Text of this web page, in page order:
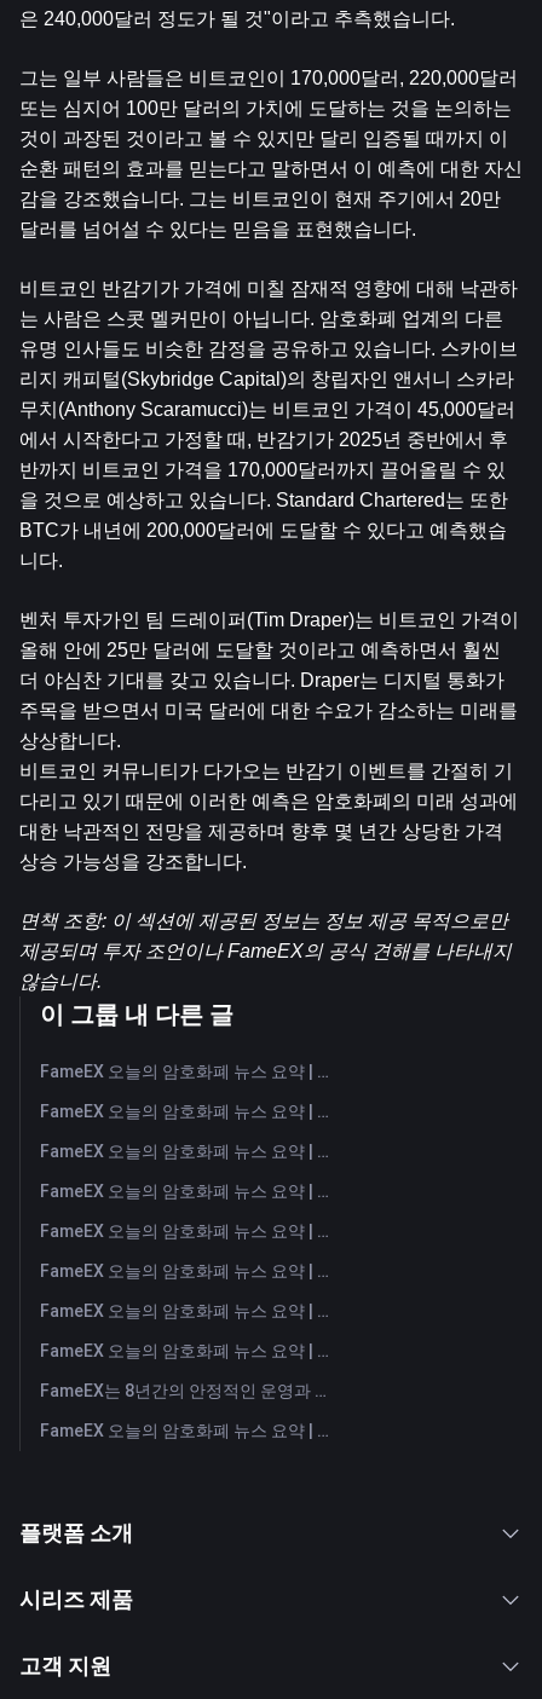
은 240,000달러 정도가 될 것"이라고 추측했습니다.
그는 일부 사람들은 비트코인이 170,000달러, 220,000달러
또는 심지어 100만 달러의 가치에 도달하는 것을 논의하는
것이 과장된 것이라고 볼 수 있지만 달리 입증될 때까지 이
순환 패턴의 효과를 믿는다고 말하면서 이 예측에 대한 자신
감을 강조했습니다. 그는 비트코인이 현재 주기에서 20만
달러를 넘어설 수 있다는 믿음을 표현했습니다.
비트코인 반감기가 가격에 미칠 잠재적 영향에 대해 낙관하
는 사람은 스콧 멜커만이 아닙니다. 암호화폐 업계의 다른
유명 인사들도 비슷한 감정을 공유하고 있습니다. 스카이브
리지 캐피털(Skybridge Capital)의 창립자인 앤서니 스카라
무치(Anthony Scaramucci)는 비트코인 ​​가격이 45,000달러
에서 시작한다고 가정할 때, 반감기가 2025년 중반에서 후
반까지 비트코인 ​​가격을 170,000달러까지 끌어올릴 수 있
을 것으로 예상하고 있습니다. Standard Chartered는 또한
BTC가 내년에 200,000달러에 도달할 수 있다고 예측했습
니다.
벤처 투자가인 팀 드레이퍼(Tim Draper)는 비트코인 ​​가격이
올해 안에 25만 달러에 도달할 것이라고 예측하면서 훨씬
더 야심찬 기대를 갖고 있습니다. Draper는 디지털 통화가
주목을 받으면서 미국 달러에 대한 수요가 감소하는 미래를
상상합니다.
비트코인 커뮤니티가 다가오는 반감기 이벤트를 간절히 기
다리고 있기 때문에 이러한 예측은 암호화폐의 미래 성과에
대한 낙관적인 전망을 제공하며 향후 몇 년간 상당한 가격
상승 가능성을 강조합니다.
면책 조항: 이 섹션에 제공된 정보는 정보 제공 목적으로만
제공되며 투자 조언이나 FameEX의 공식 견해를 나타내지
않습니다.
이 그룹 내 다른 글
FameEX 오늘의 암호화폐 뉴스 요약 | 2026년 8월 7일
FameEX 오늘의 암호화폐 뉴스 요약 | 2026년 8월 6일
FameEX 오늘의 암호화폐 뉴스 요약 | 2026년 8월 5일
FameEX 오늘의 암호화폐 뉴스 요약 | 2026년 8월 4일
FameEX 오늘의 암호화폐 뉴스 요약 | 2026년 8월 3일
FameEX 오늘의 암호화폐 뉴스 요약 | 2026년 7월 31일
FameEX 오늘의 암호화폐 뉴스 요약 | 2026년 7월 30일
FameEX 오늘의 암호화폐 뉴스 요약 | 2026년 7월 29일
FameEX는 8년간의 안정적인 운영과 글로벌 성장을 통해 사용자 신뢰를 더욱 강화했습니다
FameEX 오늘의 암호화폐 뉴스 요약 | 2026년 7월 28일
플랫폼 소개
시리즈 제품
고객 지원